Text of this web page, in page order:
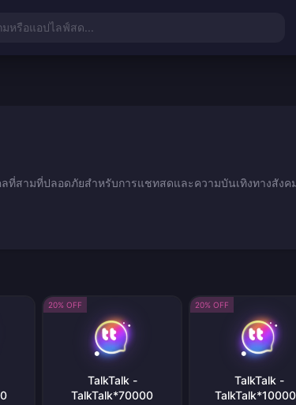
มหรือแอปไลฟ์สด...
ที่สามที่ปลอดภัยสำหรับการแชทสดและความบันเทิงทางสังค
20% OFF
TalkTalk -
TalkTalk*70000
20% OFF
TalkTalk -